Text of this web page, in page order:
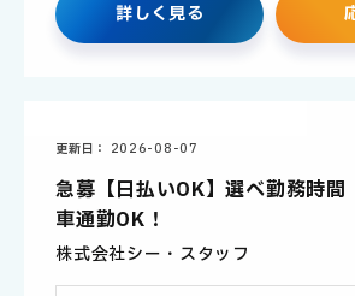
詳しく見る
更新日 2026-08-07
急募【日払いOK】選べ勤務時
車通勤OK！
株式会社シー・スタッフ